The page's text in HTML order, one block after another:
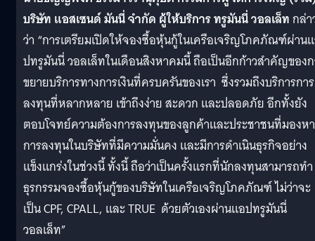
บริษัท แอสเซนด์ มันนี่ จำกัด ผู้ให้บริการ ทรูมันนี่ วอลเล็ทกล่
ว่า “การเตรียมเปิดให้จองซื้อหุ้นกู้ในเครือเจริญโภคภัณฑ์ผ่าน
ปทรูมันนี่ วอลเล็ทในเดือนสิงหาคมนี้ ถือเป็นอีกก้าวสำคัญของ
ขยายบริการทางการเงินที่ครบครันของเรา ซึ่งรวมถึงบริการการ
ลงทุนที่หลากหลาย เข้าถึงง่าย สะดวก และปลอดภัย อีกทั้งยัง
ตอบโจทย์ความต้องการลงทุนของลูกค้าและประชาชนที่มองหา
การลงทุนในบริษัทที่มีความมั่นคง และมีการดำเนินธุรกิจอย่าง
แข็งแกร่งในช่วงนี้ ทั้งนี้ ถือว่าเป็นครั้งแรกที่นักลงทุนสามารถทำ
ธุรกรรมจองซื้อหุ้นกู้ของบริษัทในเครือเจริญโภคภัณฑ์ ไม่ว่าจะ
เป็น CPF, CPALL, และ TRUE ด้วยตัวเองผ่านแอปทรูมันนี่
วอลเล็ท”